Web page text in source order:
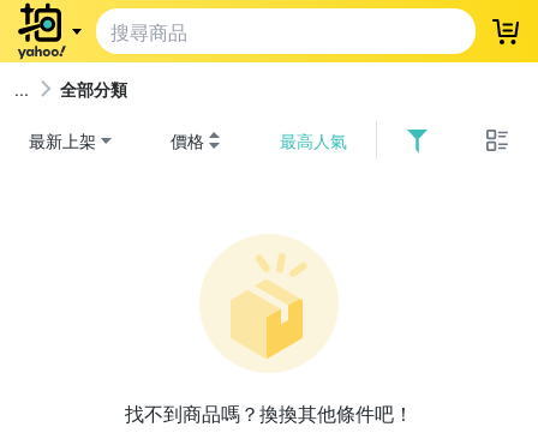
登
全部分類
最新上架 價格 最高人氣
找不到商品嗎？換換其他條件吧！